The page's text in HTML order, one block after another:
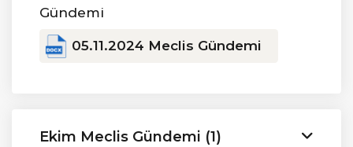
Gündemi
05.11.2024 Meclis Gündemi
Ekim Meclis Gündemi (1)